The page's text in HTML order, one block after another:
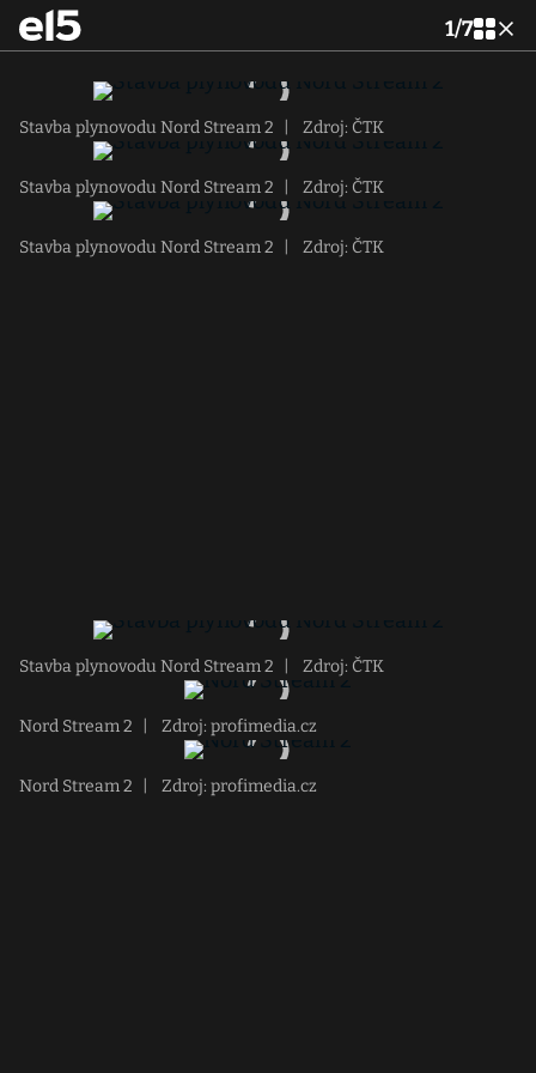
1/7
Stavba plynovodu Nord Stream 2 Zdroj: ČTK
Stavba plynovodu Nord Stream 2 Zdroj: ČTK
Stavba plynovodu Nord Stream 2 Zdroj: ČTK
Stavba plynovodu Nord Stream 2 Zdroj: ČTK
Nord Stream 2 Zdroj: profimedia.cz
Nord Stream 2 Zdroj: profimedia.cz